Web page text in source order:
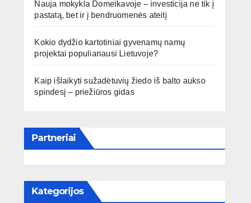
Nauja mokykla Domeikavoje – investicija ne tik į
pastatą, bet ir į bendruomenės ateitį
Kokio dydžio kartotiniai gyvenamų namų
projektai populiariausi Lietuvoje?
Kaip išlaikyti sužadėtuvių žiedo iš balto aukso
spindesį – priežiūros gidas
Partneriai
Kategorijos